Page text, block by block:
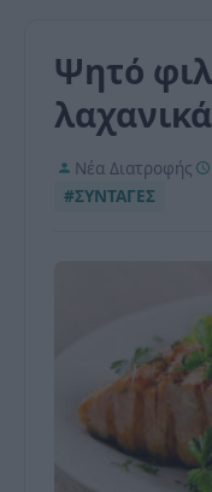
Ψητό
Νέα Διατροφής
#ΣΥΝΤΑΓΕΣ